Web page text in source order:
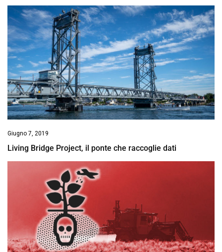
Giugno 7, 2019
Living Bridge Project, il ponte che raccoglie dati